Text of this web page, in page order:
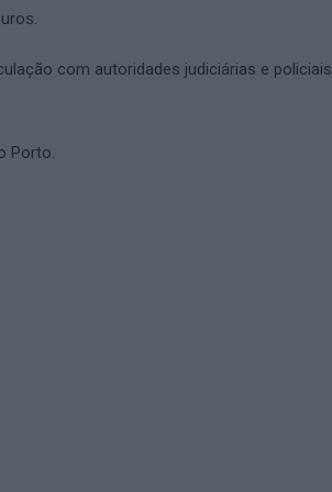
com autoridades judiciárias e policiais
Porto.